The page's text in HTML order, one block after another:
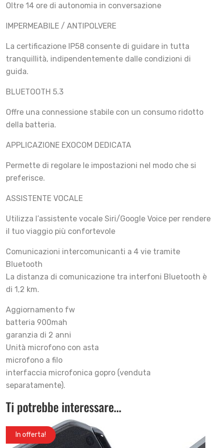
Oltre 14 ore di autonomia in conversazione
IMPERMEABILE / ANTIPOLVERE
La certificazione IP58 consente di guidare in tutta
tranquillità, indipendentemente dalle condizioni di
guida.
BLUETOOTH 5.3
Offre una connessione stabile con un consumo ridotto
della batteria.
APPLICAZIONE EXOCOM DEDICATA
Permette di regolare le impostazioni nel modo che si
preferisce.
ASSISTENTE VOCALE
Utilizza l’assistente vocale Siri/Google Voice per rendere
il tuo viaggio più confortevole
Comunicazioni intercomunicanti a 4 vie tramite
Bluetooth
La distanza di comunicazione tra interfoni Bluetooth è
di 1,2 km.
Aggiornamento fw
batteria 900mah
garanzia di 2 anni
Unità microfono con asta
microfono a filo
interfaccia microfonica gopro (venduta
separatamente).
Ti potrebbe interessare…
In offerta!